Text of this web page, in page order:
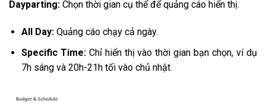
Dayparting: Chọn thời gian cụ thể để quảng cáo hiển thị.
All Day:Quảng cáo chạy cả ngày.
Specific Time:Chỉ hiển thị vào thời gian bạn chọn, ví dụ
7h sáng và 20h-21h tối vào chủ nhật.